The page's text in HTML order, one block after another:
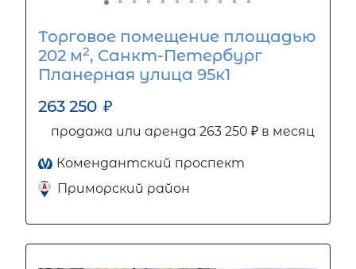
Торговое помещение площадью
202 м2, Санкт-Петербург
Планерная улица 95к1
263 250 ₽
продажа или аренда 263 250 ₽ в месяц
Комендантский проспект
Приморский район